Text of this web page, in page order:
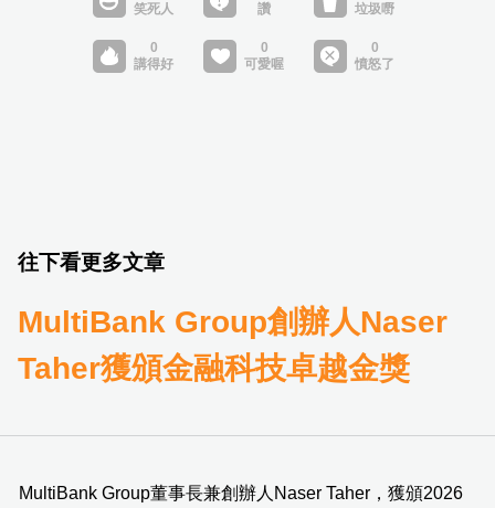
往下看更多文章
MultiBank Group創辦人Naser
Taher獲頒金融科技卓越金獎
MultiBank Group董事長兼創辦人Naser Taher，獲頒2026